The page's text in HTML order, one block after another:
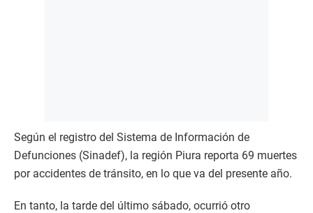
Según el registro del Sistema de Información de
Defunciones (Sinadef), la región Piura reporta 69 muertes
por accidentes de tránsito, en lo que va del presente año.
En tanto, la tarde del último sábado, ocurrió otro